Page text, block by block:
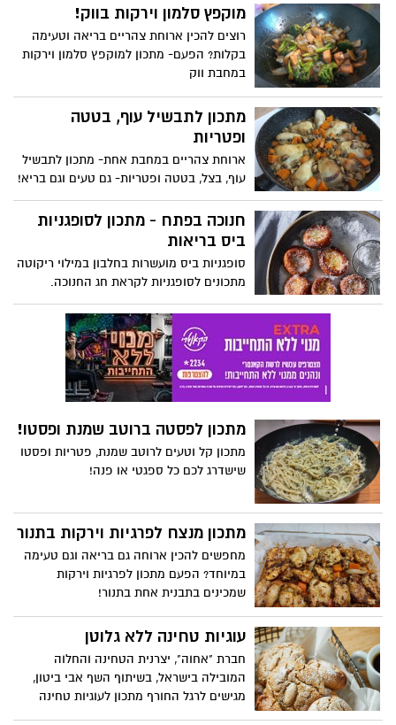
הקרובים לחזור מעט רטובים הביתה,
מנחם לכבוד פתיחת העונה הגשומה
מוקפץ סלמון וירקות בווק!
רוצים להכין ארוחת צהריים בריאה וטעימה
בקלות? הפעם- מתכון למוקפץ סלמון וירקות
במחבת ווק
מתכון לתבשיל עוף, בטטה
ופטריות
ארוחת צהריים במחבת אחת- מתכון לתבשיל
עוף, בצל, בטטה ופטריות- גם טעים וגם בריא!
חנוכה בפתח - מתכון לסופגניות
ביס בריאות
סופגניות ביס מועשרות בחלבון במילוי ריקוטה
מתכונים לסופגניות לקראת חג החנוכה.
מתכונים פשוטים תוך עשר דקות הכנה שכל
אחד יכול להכין. מרכיבים, איך מכינים
סופגניות בבית. מתכונים לסופגניות חנוכה
2021.
מתכון לפסטה ברוטב שמנת ופסטו!
מתכון קל וטעים לרוטב שמנת, פטריות ופסטו
שישדרג לכם כל ספגטי או פנה!
מתכון מנצח לפרגיות וירקות בתנור
מחפשים להכין ארוחה גם בריאה וגם טעימה
במיוחד? הפעם מתכון לפרגיות וירקות
שמכינים בתבנית אחת בתנור!
עוגיות טחינה ללא גלוטן
חברת "אחוה", יצרנית הטחינה והחלוה
המובילה בישראל, בשיתוף השף אבי ביטון,
מגישים לרגל החורף מתכון לעוגיות טחינה